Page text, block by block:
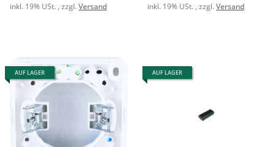
inkl. 19% USt. , zzgl.Versand inkl. 19% USt. , zzgl.Versand
AUF LAGER AUF LAGER